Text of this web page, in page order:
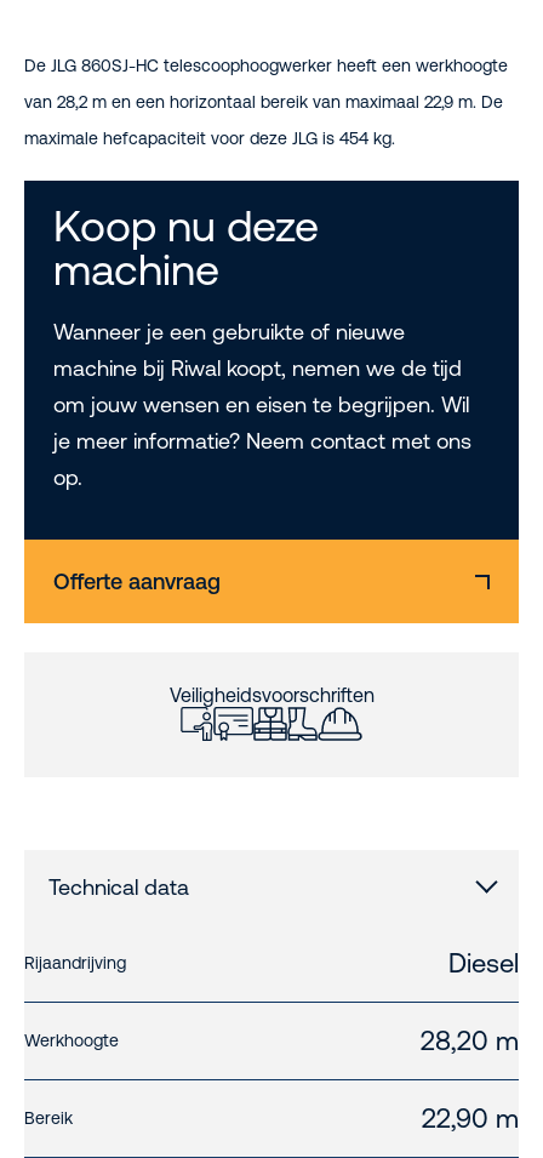
De JLG 860SJ-HC telescoophoogwerker heeft een werkhoogte
van 28,2 m en een horizontaal bereik van maximaal 22,9 m. De
maximale hefcapaciteit voor deze JLG is 454 kg.
Koop nu deze
machine
Wanneer je een gebruikte of nieuwe
machine bij Riwal koopt, nemen we de tijd
om jouw wensen en eisen te begrijpen. Wil
je meer informatie? Neem contact met ons
op.
Offerte aanvraag
Veiligheidsvoorschriften
Technical data
Rijaandrijving Diesel
Werkhoogte 28,20 m
Bereik 22,90 m